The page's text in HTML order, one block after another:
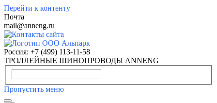
Перейти к контенту
Почта
mail@anneng.ru
Россия: +7 (499) 113-11-58
ТРОЛЛЕЙНЫЕ ШИНОПРОВОДЫ ANNENG
Пропустить меню